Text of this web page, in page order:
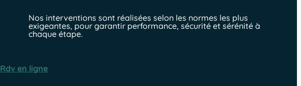
Nos interventions sont réalisées selon les normes les plus
exigeantes, pour garantir performance, sécurité et sérénité à
chaque étape.
Rdv en ligne